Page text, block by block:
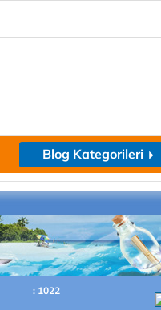
Blog Kategorileri
: 1022